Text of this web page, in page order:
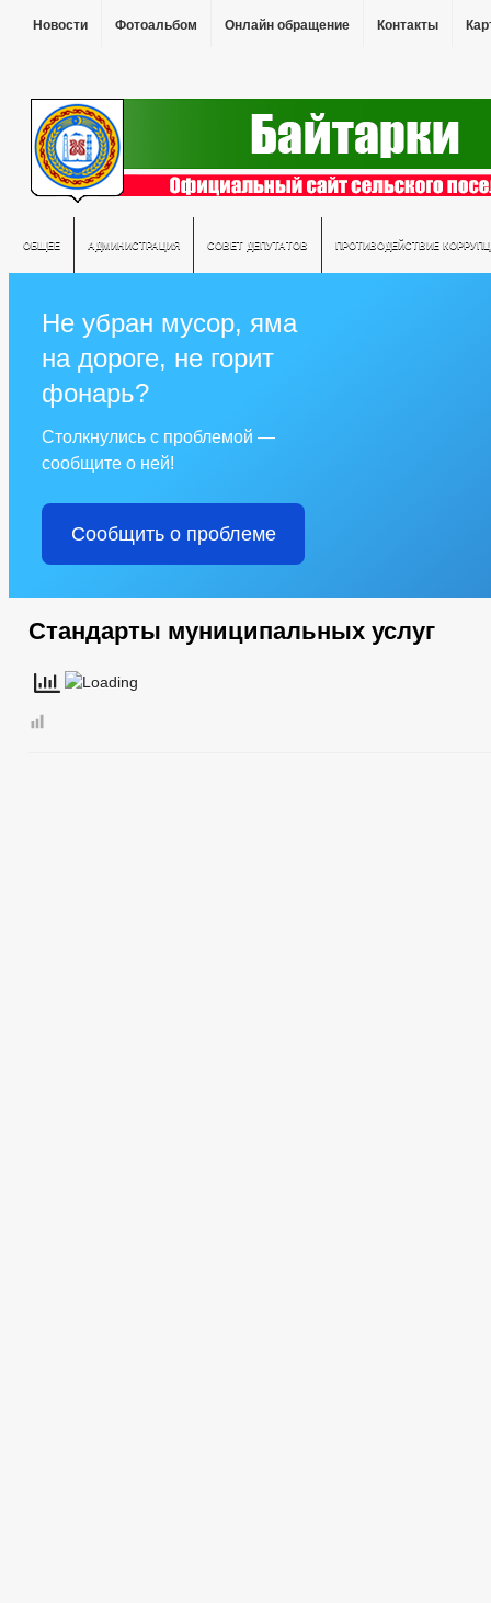
Новости Фотоальбом Онлайн обращение Контакты
ОБЩЕЕ АДМИНИСТРАЦИЯ СОВЕТ ДЕПУТАТОВ ПРОТИВОДЕЙСТВИЕ
Не убран мусор, яма
на дороге, не горит
фонарь?
Столкнулись с проблемой —
сообщите о ней!
Сообщить о проблеме
Стандарты муниципальных услуг